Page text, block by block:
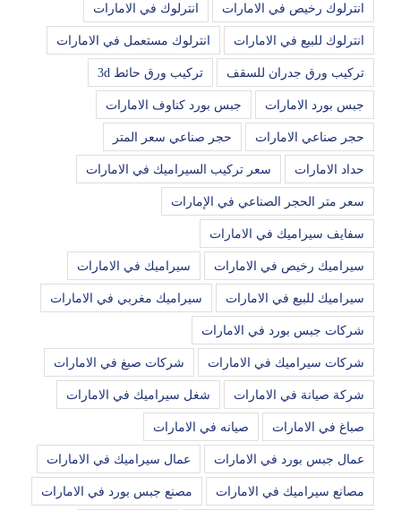
انترلوك رخيص في الامارات انترلوك في الامارات
انترلوك للبيع في الامارات انترلوك مستعمل في الامارات
تركيب ورق جدران للسقف تركيب ورق حائط 3d
جبس بورد الامارات جبس بورد كناوف الامارات
حجر صناعي الامارات حجر صناعي سعر المتر
حداد الامارات سعر تركيب السيراميك في الامارات
سعر متر الحجر الصناعي في الإمارات
سفايف سيراميك في الامارات
سيراميك رخيص في الامارات سيراميك في الامارات
سيراميك للبيع في الامارات سيراميك مغربي في الامارات
شركات جبس بورد في الامارات
شركات سيراميك في الامارات شركات صبغ في الامارات
شركة صيانة في الامارات شغل سيراميك في الامارات
صباغ في الامارات صيانه في الامارات
عمال جبس بورد في الامارات عمال سيراميك في الامارات
مصانع سيراميك في الامارات مصنع جبس بورد في الامارات